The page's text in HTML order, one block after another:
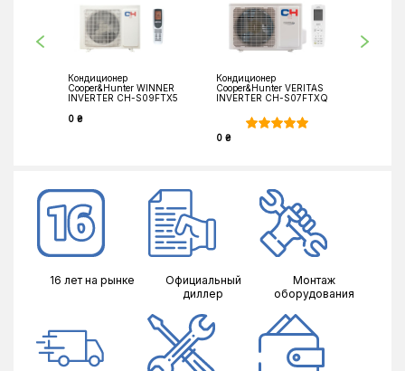
Кондиционер
Cooper&Hunter WINNER
INVERTER CH-S09FTX5
0 ₴
Кондиционер
Cooper&Hunter VERITAS
INVERTER CH-S07FTXQ
0 ₴
16 лет на рынке
Официальный
диллер
Монтаж
оборудования